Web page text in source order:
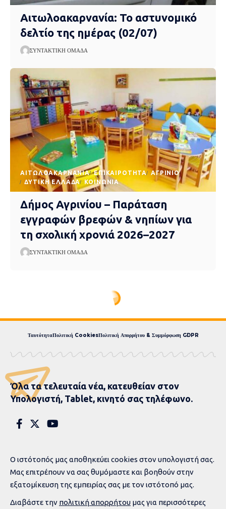
Αιτωλοακαρνανία: Το αστυνομικό
δελτίο της ημέρας (02/07)
ΣΥΝΤΑΚΤΙΚΉ ΟΜΆΔΑ
AΙΤΩΛΟΑΚΑΡΝΑΝΊΑ EΠΙΚΑΙΡΌΤΗΤΑ
ΑΓΡΊΝΙΟ
ΔΥΤΙΚΉ ΕΛΛΆΔΑ
ΚΟΙΝΩΝΊΑ
Δήμος Αγρινίου – Παράταση
εγγραφών βρεφών & νηπίων για
τη σχολική χρονιά 2026–2027
ΣΥΝΤΑΚΤΙΚΉ ΟΜΆΔΑ
ΤαυτότηταΠολιτική CookiesΠολιτική Απορρήτου & Συμμόρφωση GDPR
Όλα τα τελευταία νέα, κατευθείαν στον
Υπολογιστή, Tablet, κινητό σας τηλέφωνο.
Ο ιστότοπός μας αποθηκεύει cookies στον υπολογιστή σας.
Μας επιτρέπουν να σας θυμόμαστε και βοηθούν στην
εξατομίκευση της εμπειρίας σας με τον ιστότοπό μας.
Διαβάστε την πολιτική απορρήτου μας για περισσότερες